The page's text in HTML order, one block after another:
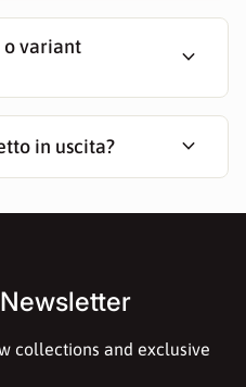
variant
expand_more
in uscita? expand_more
collections and exclusive